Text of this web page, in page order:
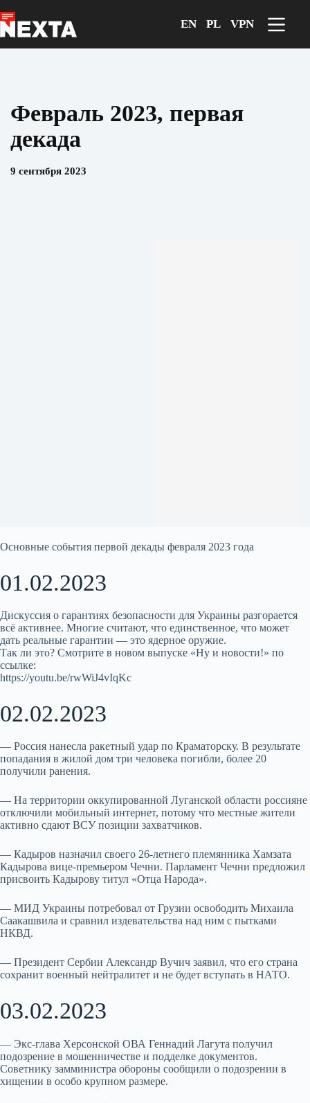
к
сути
EN PL VPN
Февраль 2023, первая
декада
9 сентября 2023
Основные события первой декады февраля 2023 года
01.02.2023
Дискуссия о гарантиях безопасности для Украины разгорается
всё активнее. Многие считают, что единственное, что может
дать реальные гарантии — это ядерное оружие.
Так ли это? Смотрите в новом выпуске «Ну и новости!» по
ссылке:
https://youtu.be/rwWiJ4vIqKc
02.02.2023
— Россия нанесла ракетный удар по Краматорску. В результате
попадания в жилой дом три человека погибли, более 20
получили ранения.
— На территории оккупированной Луганской области россияне
отключили мобильный интернет, потому что местные жители
активно сдают ВСУ позиции захватчиков.
— Кадыров назначил своего 26-летнего племянника Хамзата
Кадырова вице-премьером Чечни. Парламент Чечни предложил
присвоить Кадырову титул «Отца Народа».
— МИД Украины потребовал от Грузии освободить Михаила
Саакашвила и сравнил издевательства над ним с пытками
НКВД.
— Президент Сербии Александр Вучич заявил, что его страна
сохранит военный нейтралитет и не будет вступать в НАТО.
03.02.2023
— Экс-глава Херсонской ОВА Геннадий Лагута получил
подозрение в мошенничестве и подделке документов.
Советнику замминистра обороны сообщили о подозрении в
хищении в особо крупном размере.